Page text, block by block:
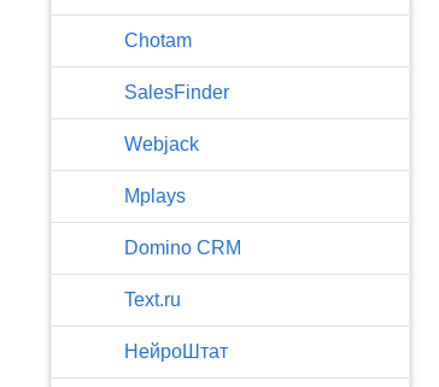
Chotam
SalesFinder
Webjack
Mplays
Domino CRM
Text.ru
НейроШтат